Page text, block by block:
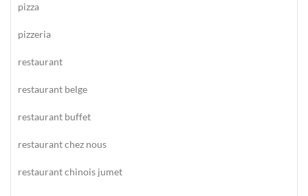
pizza
pizzeria
restaurant
restaurant belge
restaurant buffet
restaurant chez nous
restaurant chinois jumet